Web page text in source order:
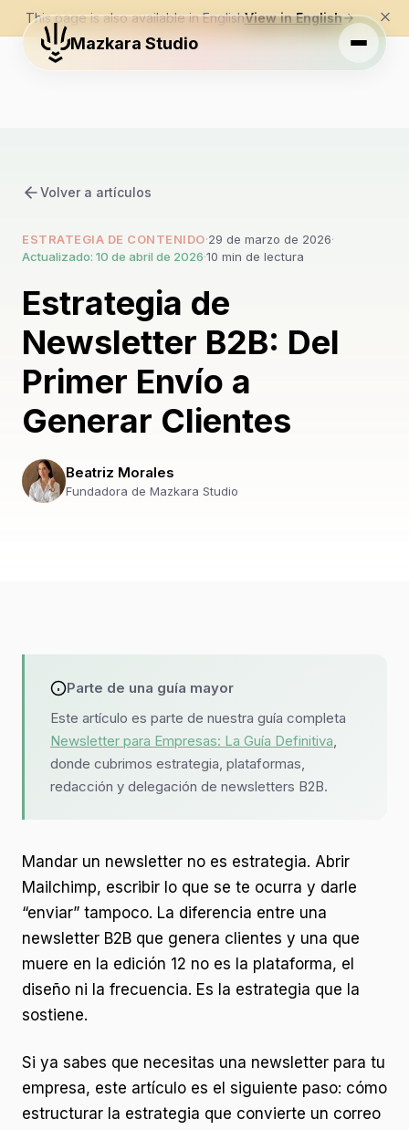
This page is also available in EnglishView in English
Mazkara Studio
Volver a artículos
ESTRATEGIA DE CONTENIDO·29 de marzo de 2026·
Actualizado: 10 de abril de 2026·10 min de lectura
Estrategia de
Newsletter B2B: Del
Primer Envío a
Generar Clientes
Beatriz Morales
Fundadora de Mazkara Studio
Parte de una guía mayor
Este artículo es parte de nuestra guía completa
Newsletter para Empresas: La Guía Definitiva,
donde cubrimos estrategia, plataformas,
redacción y delegación de newsletters B2B.
Mandar un newsletter no es estrategia. Abrir
Mailchimp, escribir lo que se te ocurra y darle
“enviar” tampoco. La diferencia entre una
newsletter B2B que genera clientes y una que
muere en la edición 12 no es la plataforma, el
diseño ni la frecuencia. Es la estrategia que la
sostiene.
Si ya sabes que necesitas una newsletter para tu
empresa, este artículo es el siguiente paso: cómo
estructurar la estrategia que convierte un correo